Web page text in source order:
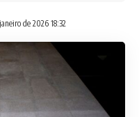
de 2026 18:32